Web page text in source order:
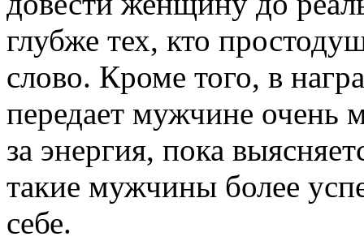
глубже тех, кто
слово. Кроме того, в
передает мужчине очень
за энергия, пока
такие мужчины более
себе.